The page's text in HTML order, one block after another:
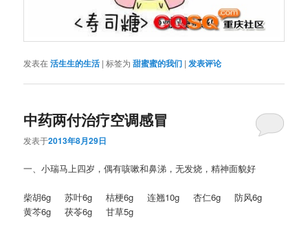
发表在活生生的生活 |标签为 甜蜜蜜的我们 | 发表评论
中药两付治疗空调感冒
发表于2013年8月29日
一、小瑞马上四岁，偶有咳嗽和鼻涕，无发烧，精神面貌好
柴胡6g 苏叶6g 桔梗6g 连翘10g 杏仁6g 防风6g
黄芩6g 茯苓6g 甘草5g